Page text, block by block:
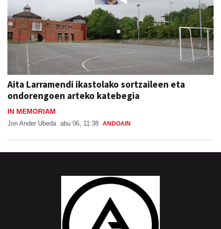
Aita Larramendi ikastolako sortzaileen eta
ondorengoen arteko katebegia
IN MEMORIAM
Jon Ander Ubeda abu 06, 11:38 ANDOAIN